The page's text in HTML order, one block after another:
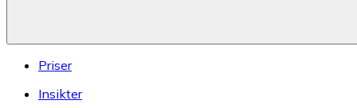
Priser
Insikter